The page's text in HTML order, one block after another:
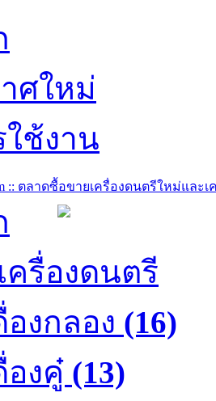
ศใหม่
ช้งาน
รื่องดนตรี
องกลอง (16)
องคู๋ (13)